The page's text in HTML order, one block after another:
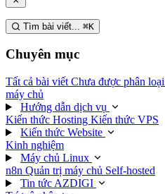
Tìm bài viết... ⌘K
Chuyên mục
Tất cả bài viết Chưa được phân loại
máy chủ
Hướng dẫn dịch vụ
Kiến thức Hosting Kiến thức VPS
Kiến thức Website
Kinh nghiệm
Máy chủ Linux
n8n Quản trị máy chủ Self-hosted
Tin tức AZDIGI